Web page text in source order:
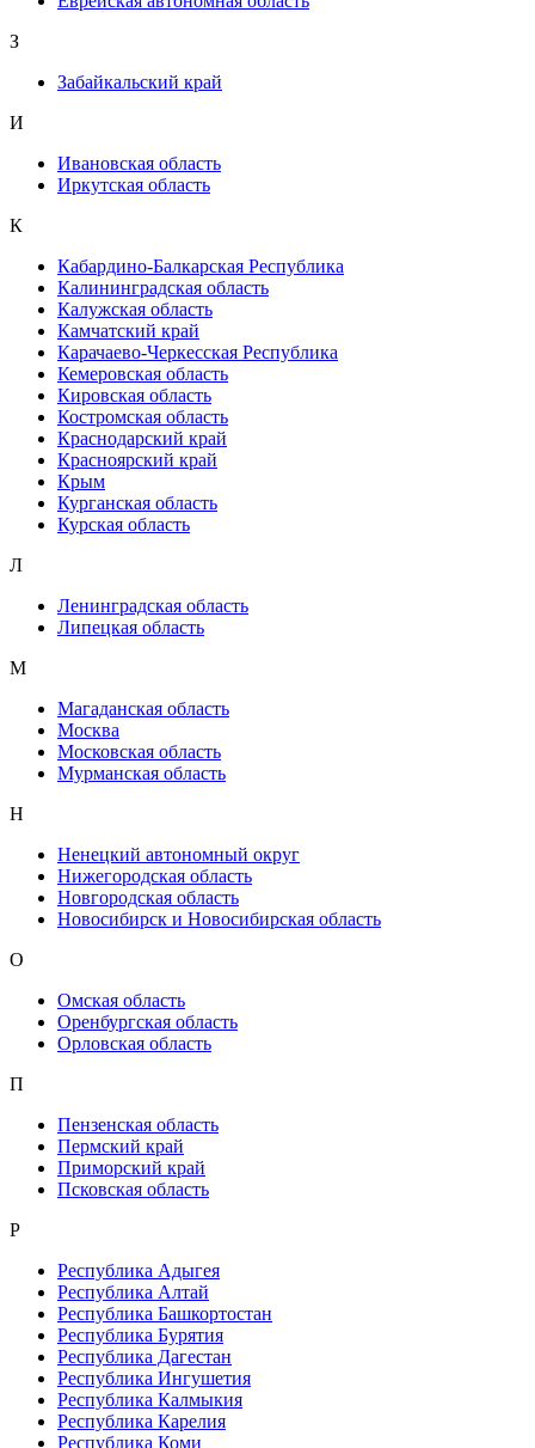
З
Забайкальский край
И
Ивановская область
Иркутская область
К
Кабардино-Балкарская Республика
Калининградская область
Калужская область
Камчатский край
Карачаево-Черкесская Республика
Кемеровская область
Кировская область
Костромская область
Краснодарский край
Красноярский край
Крым
Курганская область
Курская область
Л
Ленинградская область
Липецкая область
М
Магаданская область
Москва
Московская область
Мурманская область
Н
Ненецкий автономный округ
Нижегородская область
Новгородская область
Новосибирск и Новосибирская область
О
Омская область
Оренбургская область
Орловская область
П
Пензенская область
Пермский край
Приморский край
Псковская область
Р
Республика Адыгея
Республика Алтай
Республика Башкортостан
Республика Бурятия
Республика Дагестан
Республика Ингушетия
Республика Калмыкия
Республика Карелия
Республика Коми